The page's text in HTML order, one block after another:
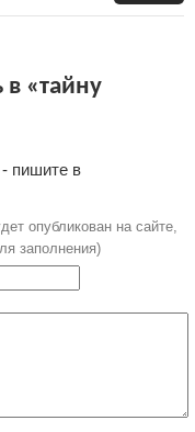
«тайну
пишите в
опубликован на сайте,
заполнения)